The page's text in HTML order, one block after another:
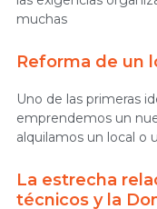
muchas
Reforma de un
Uno de las primeras
emprendemos un
alquilamos un local o
La estrecha
técnicos y la